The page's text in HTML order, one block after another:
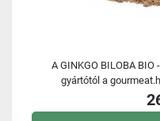
A GINKGO BILOBA
gyártótól a